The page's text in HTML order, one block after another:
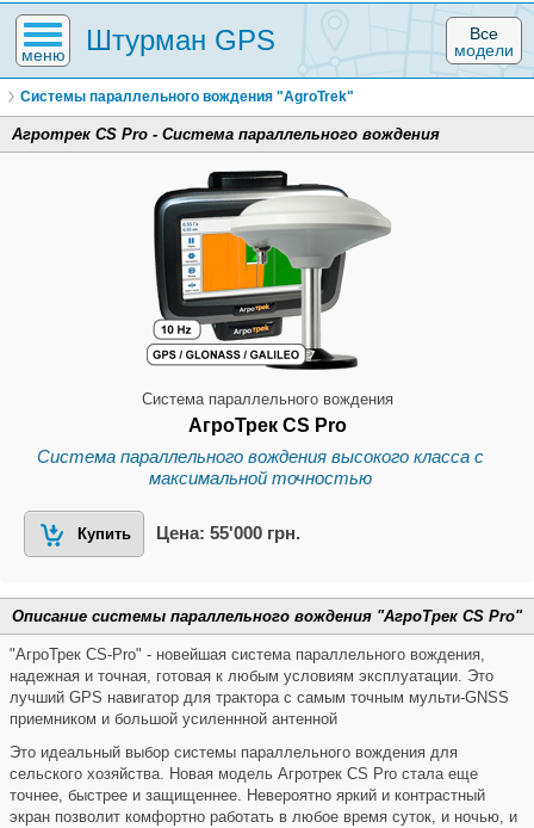
меню
Все
модели
Штурман GPS
Системы параллельного вождения "AgroTrek"
Агротрек CS Pro - Система параллельного вождения
Система параллельного вождения
АгроТрек CS Pro
Система параллельного вождения высокого класса с
максимальной точностью
Купить Цена: 55'000 грн.
Описание системы параллельного вождения "АгроТрек CS Pro"
"АгроТрек CS-Pro" - новейшая система параллельного вождения,
надежная и точная, готовая к любым условиям эксплуатации. Это
лучший GPS навигатор для трактора с самым точным мульти-GNSS
приемником и большой усиленнной антенной
Это идеальный выбор системы параллельного вождения для
сельского хозяйства. Новая модель Агротрек CS Pro стала еще
точнее, быстрее и защищеннее. Невероятно яркий и контрастный
экран позволит комфортно работать в любое время суток, и ночью, и